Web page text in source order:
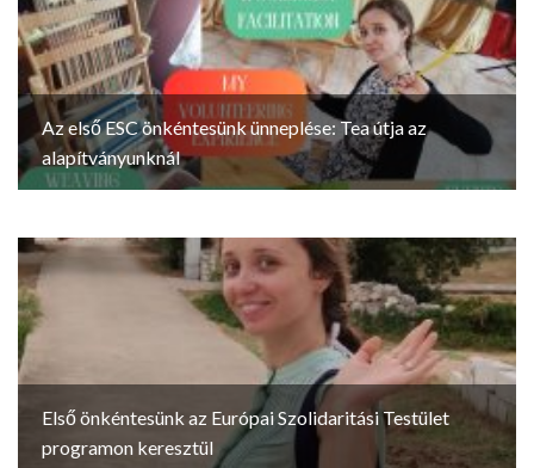
Az első ESC önkéntesünk ünneplése: Tea útja az
alapítványunknál
Első önkéntesünk az Európai Szolidaritási Testület
programon keresztül